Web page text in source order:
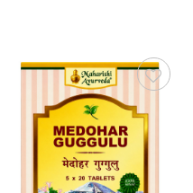
Сохранить